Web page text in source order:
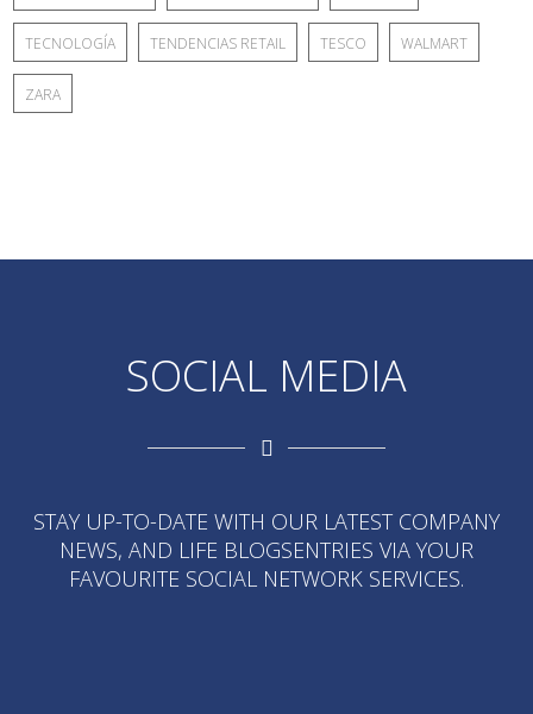
TECNOLOGÍA TENDENCIAS RETAIL TESCO WALMART
ZARA
SOCIAL MEDIA
STAY UP-TO-DATE WITH OUR LATEST COMPANY
NEWS, AND LIFE BLOGSENTRIES VIA YOUR
FAVOURITE SOCIAL NETWORK SERVICES.